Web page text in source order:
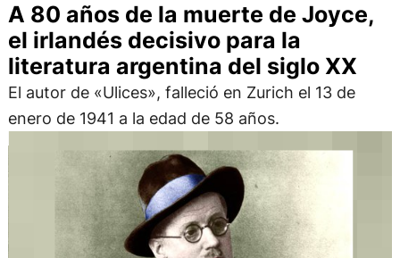
A 80 años de la muerte de Joyce,
el irlandés decisivo para la
literatura argentina del siglo XX
El autor de «Ulices», falleció en Zurich el 13 de
enero de 1941 a la edad de 58 años.